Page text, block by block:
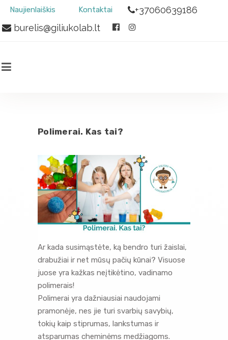
Naujienlaiškis Kontaktai
+37060639186
burelis@giliukolab.lt
Polimerai. Kas tai?
Ar kada susimąstėte, ką bendro turi žaislai,
drabužiai ir net mūsų pačių kūnai? Visuose
juose yra kažkas neįtikėtino, vadinamo
polimerais!
Polimerai yra dažniausiai naudojami
pramonėje, nes jie turi svarbių savybių,
tokių kaip stiprumas, lankstumas ir
atsparumas cheminėms medžiagoms.